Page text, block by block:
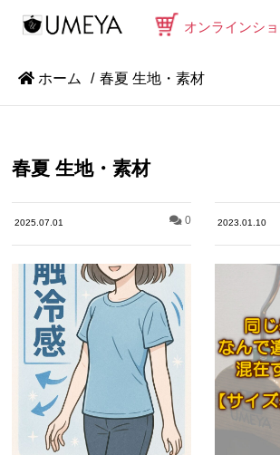
オンラインシ
ホーム 春夏 生地・素材
春夏 生地・素材
2025.07.01 0 2023.01.10